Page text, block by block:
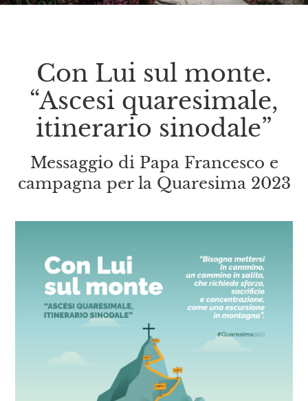
Con Lui sul monte.
“Ascesi quaresimale,
itinerario sinodale”
Messaggio di Papa Francesco e
campagna per la Quaresima 2023